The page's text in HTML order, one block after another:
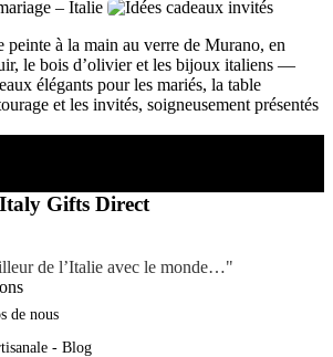
peinte à la main au verre de Murano, en
le bois d’olivier et les bijoux italiens —
élégants pour les mariés, la table
et les invités, soigneusement présentés
Gifts Direct
de l’Italie avec le monde…"
de nous
- Blog